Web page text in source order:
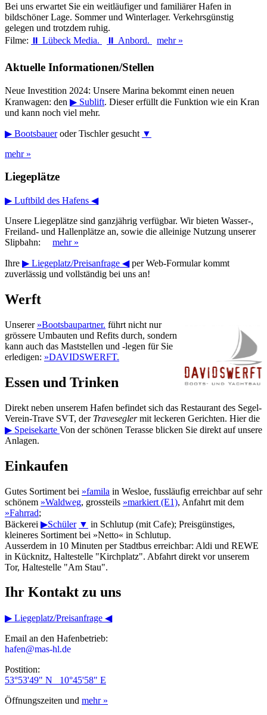
Bei uns erwartet Sie ein weitläufiger und familiärer Hafen in
bildschöner Lage. Sommer und Winterlager. Verkehrsgünstig
gelegen und trotzdem ruhig.
Filme: ⏸ Lübeck Media. ⏸ Anbord. mehr »
Aktuelle Informationen/Stellen
Neue Investition 2024: Unsere Marina bekommt einen neuen
Kranwagen: den ▶ Sublift. Dieser erfüllt die Funktion wie ein Kran
und kann noch viel mehr.
▶ Bootsbaueroder Tischler gesucht ▼
mehr »
Liegeplätze
▶ Luftbild des Hafens ◀
Unsere Liegeplätze sind ganzjährig verfügbar. Wir bieten Wasser-,
Freiland- und Hallenplätze an, sowie die alleinige Nutzung unserer
Slipbahn: mehr »
Ihre ▶ Liegeplatz/Preisanfrage ◀per Web-Formular kommt
zuverlässig und vollständig bei uns an!
Werft
Unserer »Bootsbaupartner. führt nicht nur
grössere Umbauten und Refits durch, sondern
kann auch das Maststellen und -legen für Sie
erledigen: »DAVIDSWERFT.
Essen und Trinken
Direkt neben unserem Hafen befindet sich das Restaurant des Segel-
Verein-Trave SVT, der Traveseglermit leckeren Gerichten. Hier die
▶ Speisekarte Von der schönen Terasse blicken Sie direkt auf unsere
Anlagen.
Einkaufen
Gutes Sortiment bei »famila in Wesloe, fussläufig erreichbar auf sehr
schönem »Waldweg, grossteils »markiert (E1), Anfahrt mit dem
»Fahrrad;
Bäckerei ▶Schüler ▼ in Schlutup (mit Cafe); Preisgünstiges,
kleineres Sortiment bei »Netto« in Schlutup.
Ausserdem in 10 Minuten per Stadtbus erreichbar: Aldi und REWE
in Kücknitz, Haltestelle "Kirchplatz". Abfahrt direkt vor unserem
Tor, Haltestelle "Am Stau".
Ihr Kontakt zu uns
▶ Liegeplatz/Preisanfrage ◀
Email an den Hafenbetrieb:
hafen@mas-hl.de
Postition:
53°53'49" N 10°45'58" E
Öffnungszeiten und mehr »